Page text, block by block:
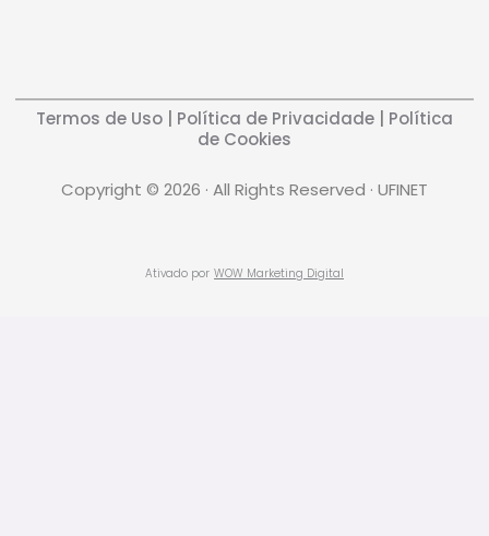
Termos de Uso | Política de Privacidade | Política
de Cookies
Copyright © 2026 · All Rights Reserved · UFINET
Ativado por WOW Marketing Digital